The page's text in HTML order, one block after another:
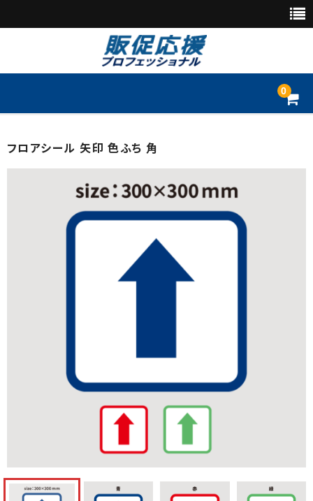
0
懸垂幕・垂れ幕
防炎無地テーブルカバー
フロアシール
フロアシール 矢印 色ふち 角